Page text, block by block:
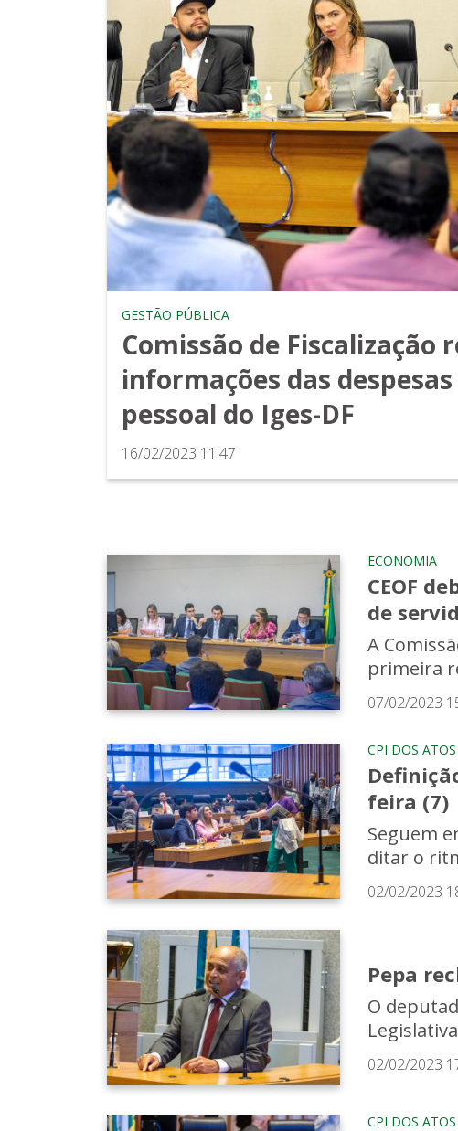
GESTÃO PÚBLICA
Comissão de Fiscalização
informações das
pessoal do Iges-DF
16/02/2023 11:47
ECONOMIA
CEOF
de
A
primeira
07/02/2023
CPI DOS
feira (7)
Seguem
ditar o
02/02/2023
Pepa
O
02/02/2023
CPI DOS